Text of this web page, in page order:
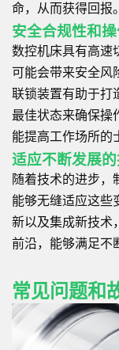
命，从而获得回报。
安全合规性和
数控机床具有高速
可能会带来安全风
联锁装置有助于打
最佳状态来确保操
能提高工作场所的
适应不断发展
随着技术的进步，
能够无缝适应这些
新以及集成新技术
前沿，能够满足不
常见问题和